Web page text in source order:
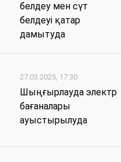
белдеу мен сүт
белдеуі қатар
дамытуда
27.03.2025, 17:30
Шыңғырлауда электр
бағаналары
ауыстырылуда